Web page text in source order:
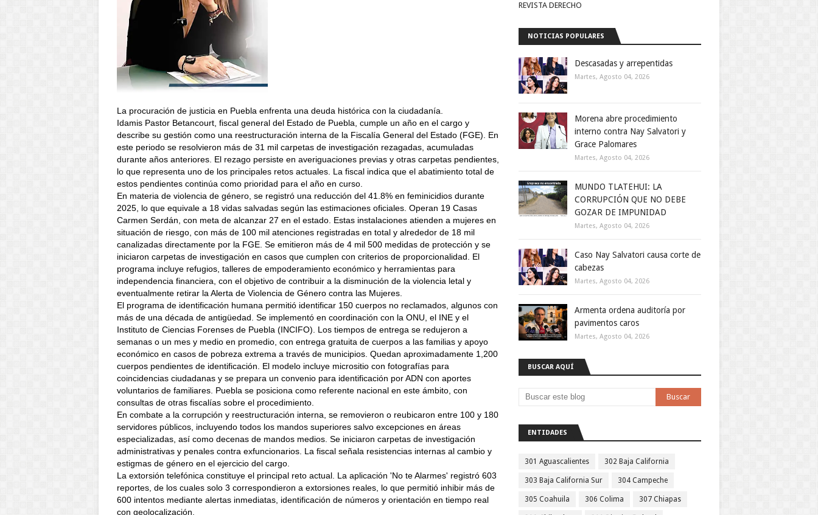
La procuración de justicia en Puebla enfrenta una deuda histórica con la ciudadanía.
Idamis Pastor Betancourt, fiscal general del Estado de Puebla, cumple un año en el cargo y
describe su gestión como una reestructuración interna de la Fiscalía General del Estado (FGE). En
este periodo se resolvieron más de 31 mil carpetas de investigación rezagadas, acumuladas
durante años anteriores. El rezago persiste en averiguaciones previas y otras carpetas pendientes,
lo que representa uno de los principales retos actuales. La fiscal indica que el abatimiento total de
estos pendientes continúa como prioridad para el año en curso.
En materia de violencia de género, se registró una reducción del 41.8% en feminicidios durante
2025, lo que equivale a 18 vidas salvadas según las estimaciones oficiales. Operan 19 Casas
Carmen Serdán, con meta de alcanzar 27 en el estado. Estas instalaciones atienden a mujeres en
situación de riesgo, con más de 100 mil atenciones registradas en total y alrededor de 18 mil
canalizadas directamente por la FGE. Se emitieron más de 4 mil 500 medidas de protección y se
iniciaron carpetas de investigación en casos que cumplen con criterios de proporcionalidad. El
programa incluye refugios, talleres de empoderamiento económico y herramientas para
independencia financiera, con el objetivo de contribuir a la disminución de la violencia letal y
eventualmente retirar la Alerta de Violencia de Género contra las Mujeres.
El programa de identificación humana permitió identificar 150 cuerpos no reclamados, algunos con
más de una década de antigüedad. Se implementó en coordinación con la ONU, el INE y el
Instituto de Ciencias Forenses de Puebla (INCIFO). Los tiempos de entrega se redujeron a
semanas o un mes y medio en promedio, con entrega gratuita de cuerpos a las familias y apoyo
económico en casos de pobreza extrema a través de municipios. Quedan aproximadamente 1,200
cuerpos pendientes de identificación. El modelo incluye micrositio con fotografías para
coincidencias ciudadanas y se prepara un convenio para identificación por ADN con aportes
voluntarios de familiares. Puebla se posiciona como referente nacional en este ámbito, con
consultas de otras fiscalías sobre el procedimiento.
En combate a la corrupción y reestructuración interna, se removieron o reubicaron entre 100 y 180
servidores públicos, incluyendo todos los mandos superiores salvo excepciones en áreas
especializadas, así como decenas de mandos medios. Se iniciaron carpetas de investigación
administrativas y penales contra exfuncionarios. La fiscal señala resistencias internas al cambio y
estigmas de género en el ejercicio del cargo.
La extorsión telefónica constituye el principal reto actual. La aplicación 'No te Alarmes' registró 603
reportes, de los cuales solo 3 correspondieron a extorsiones reales, lo que permitió inhibir más de
600 intentos mediante alertas inmediatas, identificación de números y orientación en tiempo real
con geolocalización.
REVISTA DERECHO
NOTICIAS POPULARES
Descasadas y arrepentidas
Martes, Agosto 04, 2026
Morena abre procedimiento
interno contra Nay Salvatori y
Grace Palomares
Martes, Agosto 04, 2026
MUNDO TLATEHUI: LA
CORRUPCIÓN QUE NO DEBE
GOZAR DE IMPUNIDAD
Martes, Agosto 04, 2026
Caso Nay Salvatori causa corte de
cabezas
Martes, Agosto 04, 2026
Armenta ordena auditoría por
pavimentos caros
Martes, Agosto 04, 2026
BUSCAR AQUÍ
ENTIDADES
301 Aguascalientes 302 Baja California
303 Baja California Sur 304 Campeche
305 Coahuila 306 Colima 307 Chiapas